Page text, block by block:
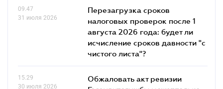
09.47
31 июля 2026
Перезагрузка сроков
налоговых проверок после 1
августа 2026 года: будет ли
исчисление сроков давности "с
чистого листа"?
15.29
30 июля 2026
Обжаловать акт ревизии